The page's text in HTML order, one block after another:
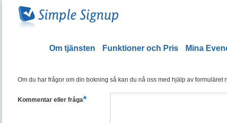
Om tjänsten Funktioner och Pris Mina
Om du har frågor om din bokning så kan du nå oss med hjälp av formuläret
Kommentar eller fråga*